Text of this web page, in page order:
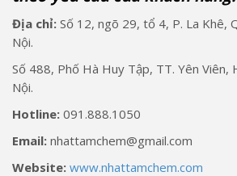
Địa chỉ: Số 12, ngõ 29, tổ 4, P. La Khê,
Nội.
Số 488, Phố Hà Huy Tập, TT. Yên Viên,
Nội.
Hotline: 091.888.1050
Email: nhattamchem@gmail.com
Website: www.nhattamchem.com